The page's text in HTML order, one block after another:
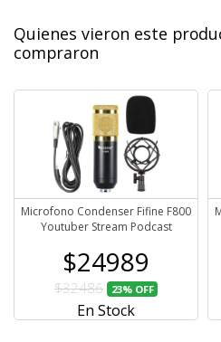
Quienes vieron este
compraron
Microfono Condenser Fifine F800
Youtuber Stream Podcast
$24989
$32486 23% OFF
En Stock